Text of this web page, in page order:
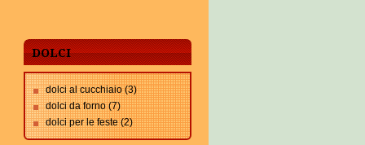
DOLCI
dolci al cucchiaio (3)
dolci da forno (7)
dolci per le feste (2)